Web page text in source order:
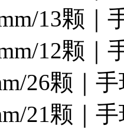
13颗｜
12颗｜
26颗｜
21颗｜